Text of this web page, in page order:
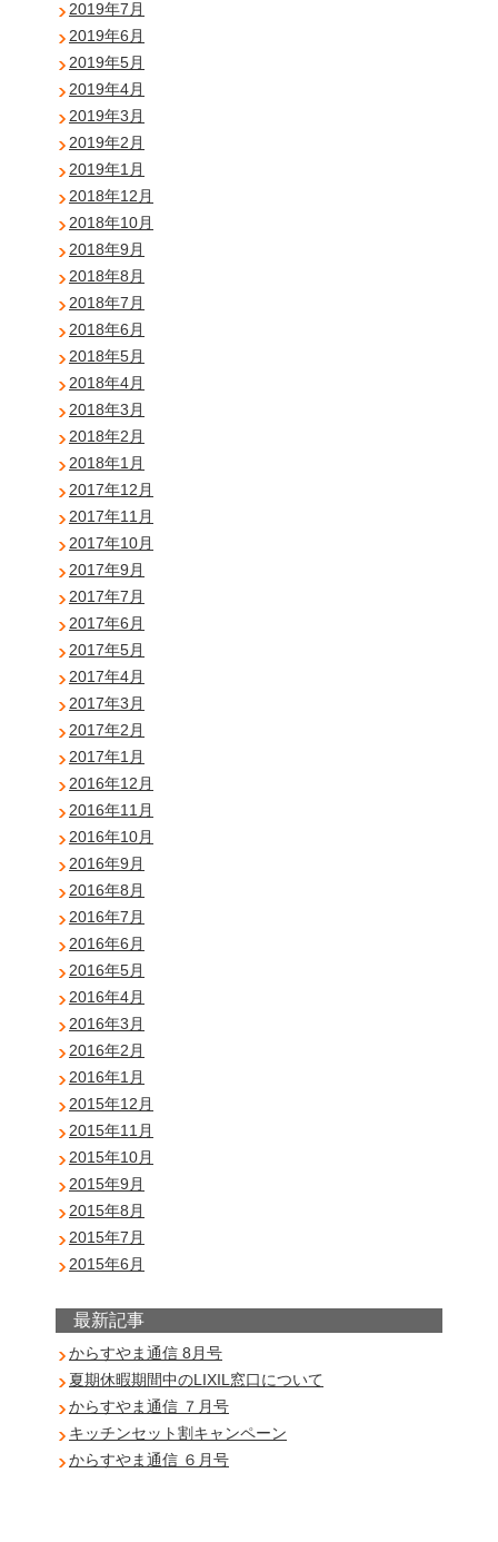
2019年7月
2019年6月
2019年5月
2019年4月
2019年3月
2019年2月
2019年1月
2018年12月
2018年10月
2018年9月
2018年8月
2018年7月
2018年6月
2018年5月
2018年4月
2018年3月
2018年2月
2018年1月
2017年12月
2017年11月
2017年10月
2017年9月
2017年7月
2017年6月
2017年5月
2017年4月
2017年3月
2017年2月
2017年1月
2016年12月
2016年11月
2016年10月
2016年9月
2016年8月
2016年7月
2016年6月
2016年5月
2016年4月
2016年3月
2016年2月
2016年1月
2015年12月
2015年11月
2015年10月
2015年9月
2015年8月
2015年7月
2015年6月
最新記事
からすやま通信 8月号
夏期休暇期間中のLIXIL窓口について
からすやま通信 ７月号
キッチンセット割キャンペーン
からすやま通信 ６月号